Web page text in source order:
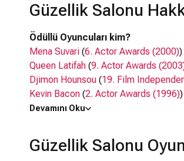
Güzellik Salonu
Ödüllü Oyuncuları kim?
Mena Suvari (6. Actor Awards (2000))
Queen Latifah (9. Actor Awards
Djimon Hounsou (19. Film
Kevin Bacon (2. Actor Awards (1996))
Andie MacDowell
Oyuncuları kim?
Devamını Oku
Güzellik Salonu